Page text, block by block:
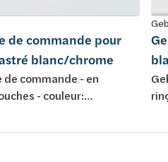
de commande pour
blanc/chrome
commande - en
- couleur: